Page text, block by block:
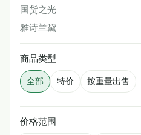
国货之光
雅诗兰黛
商品类型
全部 特价 按重量出售
价格范围